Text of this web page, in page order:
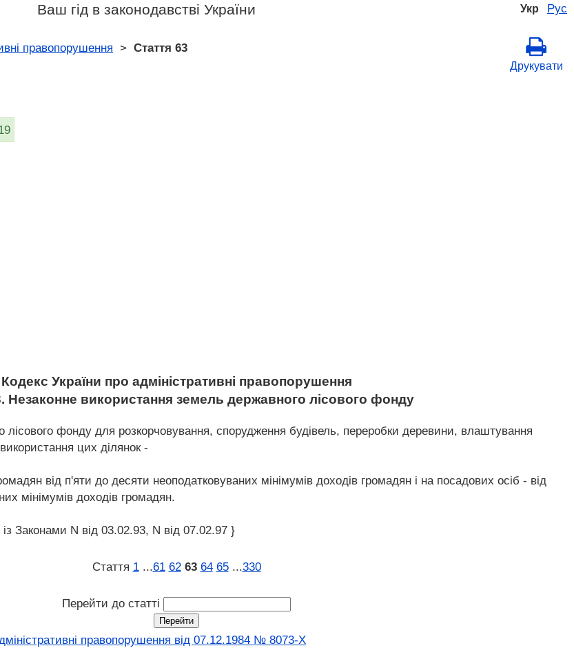
Укр Рус
Ваш гід в законодавстві України
правопорушення > Стаття 63
Друкувати
Кодекс України про адміністративні правопорушення
Незаконне використання земель державного лісового фонду
лісового фонду для розкорчовування, спорудження будівель, переробки деревини, влаштування
цих ділянок -
від п'яти до десяти неоподатковуваних мінімумів доходів громадян і на посадових осіб - від
мінімумів доходів громадян.
Законами N від 03.02.93, N від 07.02.97 }
Стаття 1 ...61 62 63 64 65 ...330
Перейти до статті
правопорушення вiд 07.12.1984 № 8073-X